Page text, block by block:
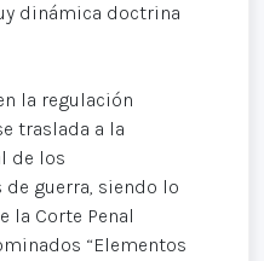
dinámica doctrina
la regulación
traslada a la
de los
guerra, siendo lo
la Corte Penal
“Elementos